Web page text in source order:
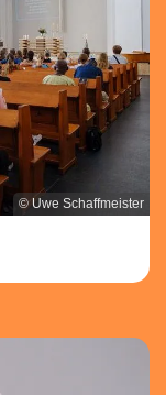
© Uwe Schaffmeister